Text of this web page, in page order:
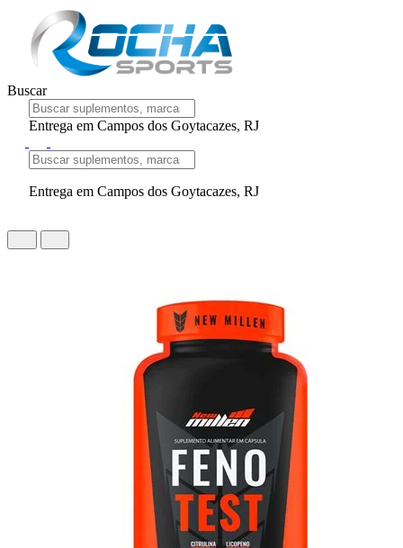
Buscar
Entrega em Campos dos Goytacazes, RJ
Entrega em Campos dos Goytacazes, RJ